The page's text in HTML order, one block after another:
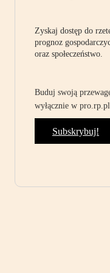
Zyskaj dostęp do
prognoz
oraz społeczeństwo.
Buduj swoją
wyłącznie w
Subskrybuj!